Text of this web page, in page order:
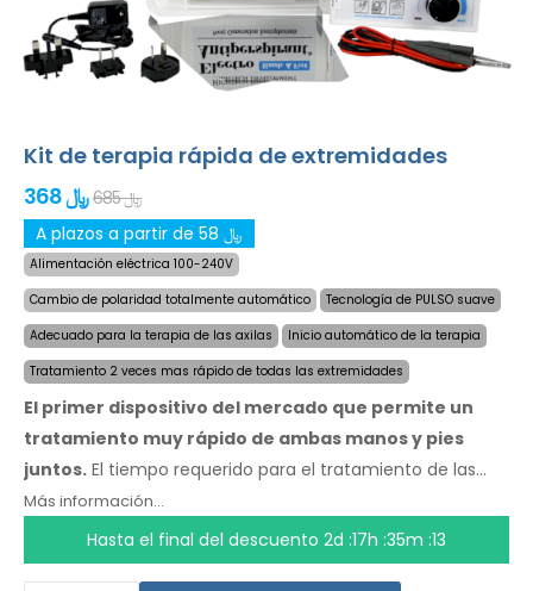
Kit de terapia rápida de extremidades
368 ﷼
685 ﷼
A plazos a partir de 58 ﷼
Alimentación eléctrica 100-240V
Cambio de polaridad totalmente automático
Tecnología de PULSO suave
Adecuado para la terapia de las axilas
Inicio automático de la terapia
Tratamiento 2 veces mas rápido de todas las extremidades
El primer dispositivo del mercado que permite un
tratamiento muy rápido de ambas manos y pies
juntos. El tiempo requerido para el tratamiento de las
cuatro extremidades fue reducido a la mitad, a un
máximo de 24 minutos, y la duración y velocidad de los
efectos se mantienen. Con el sistema automático no
Más información...
Hasta el final del descuento 2d :17h :35m :13